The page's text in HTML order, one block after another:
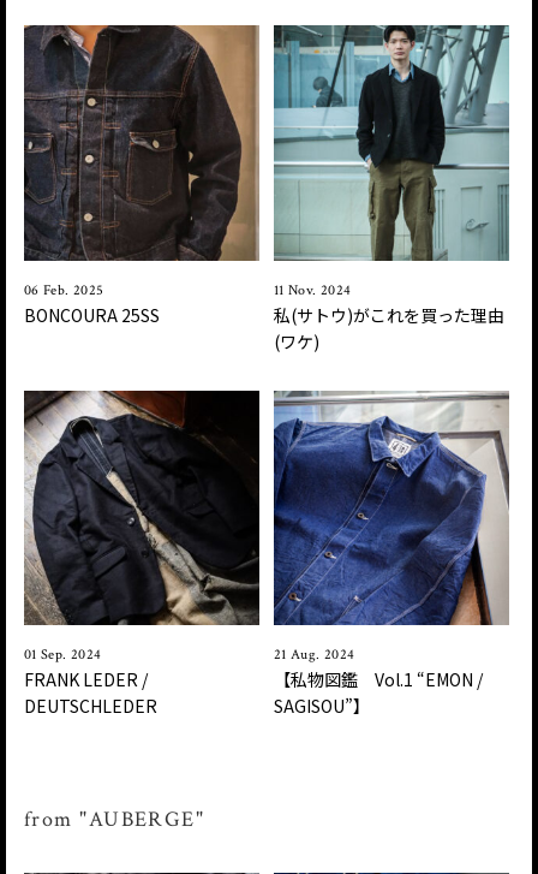
06 Feb. 2025
BONCOURA 25SS
11 Nov. 2024
私(サトウ)がこれを買った理由
(ワケ)
01 Sep. 2024
FRANK LEDER /
DEUTSCHLEDER
21 Aug. 2024
【私物図鑑 Vol.1 “EMON /
SAGISOU”】
from "AUBERGE"